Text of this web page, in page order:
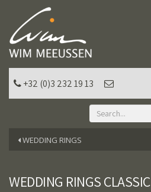
+32 (0)3 232 19 13
WEDDING RINGS
WEDDING RINGS CLASSIC